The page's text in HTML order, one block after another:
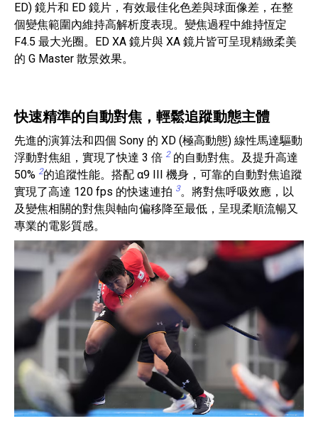
ED) 鏡片和 ED 鏡片，有效最佳化色差與球面像差，在整
個變焦範圍內維持高解析度表現。變焦過程中維持恆定
F4.5 最大光圈。ED XA 鏡片與 XA 鏡片皆可呈現精緻柔美
的 G Master 散景效果。
快速精準的自動對焦，輕鬆追蹤動態主體
先進的演算法和四個 Sony 的 XD (極高動態) 線性馬達驅動
浮動對焦組，實現了快達 3 倍 2 的自動對焦。及提升高達
50% 2的追蹤性能。搭配 α9 III 機身，可靠的自動對焦追蹤
實現了高達 120 fps 的快速連拍 3。將對焦呼吸效應，以
及變焦相關的對焦與軸向偏移降至最低，呈現柔順流暢又
專業的電影質感。